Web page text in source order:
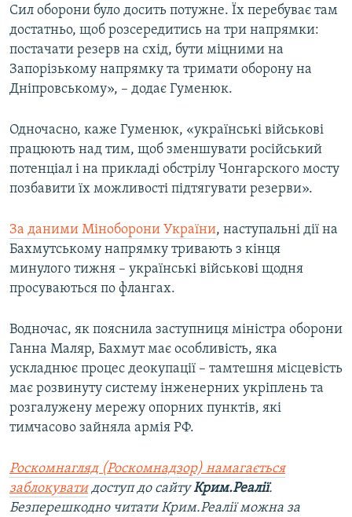
Сил оборони було досить потужне. Їх перебуває там
достатньо, щоб розсередитись на три напрямки:
постачати резерв на схід, бути міцними на
Запорізькому напрямку та тримати оборону на
Дніпровському», – додає Гуменюк.
Одночасно, каже Гуменюк, «українські військові
працюють над тим, щоб зменшувати російський
потенціал і на прикладі обстрілу Чонгарского мосту
позбавити їх можливості підтягувати резерви».
За даними Міноборони України, наступальні дії на
Бахмутському напрямку тривають з кінця
минулого тижня – українські військові щодня
просуваються по флангах.
Водночас, як пояснила заступниця міністра оборони
Ганна Маляр, Бахмут має особливість, яка
ускладнює процес деокупації – тамтешня місцевість
має розвинуту систему інженерних укріплень та
розгалужену мережу опорних пунктів, які
тимчасово зайняла армія РФ.
Роскомнагляд (Роскомнадзор) намагається
заблокуватидоступ до сайтуКрим.Реалії.
Безперешкодно читати Крим.Реалії можна за